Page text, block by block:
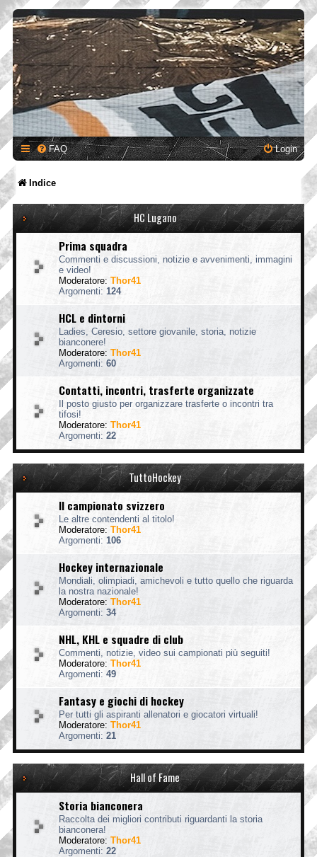
FAQ Login
Indice
HC Lugano
Prima squadra
Commenti e discussioni, notizie e avvenimenti, immagini
e video!
Moderatore: Thor41
Argomenti: 124
HCL e dintorni
Ladies, Ceresio, settore giovanile, storia, notizie
bianconere!
Moderatore: Thor41
Argomenti: 60
Contatti, incontri, trasferte organizzate
Il posto giusto per organizzare trasferte o incontri tra
tifosi!
Moderatore: Thor41
Argomenti: 22
TuttoHockey
Il campionato svizzero
Le altre contendenti al titolo!
Moderatore: Thor41
Argomenti: 106
Hockey internazionale
Mondiali, olimpiadi, amichevoli e tutto quello che riguarda
la nostra nazionale!
Moderatore: Thor41
Argomenti: 34
NHL, KHL e squadre di club
Commenti, notizie, video sui campionati più seguiti!
Moderatore: Thor41
Argomenti: 49
Fantasy e giochi di hockey
Per tutti gli aspiranti allenatori e giocatori virtuali!
Moderatore: Thor41
Argomenti: 21
Hall of Fame
Storia bianconera
Raccolta dei migliori contributi riguardanti la storia
bianconera!
Moderatore: Thor41
Argomenti: 22